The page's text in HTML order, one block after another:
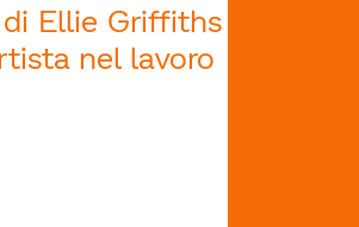
Ellie Griffiths sul
nel lavoro